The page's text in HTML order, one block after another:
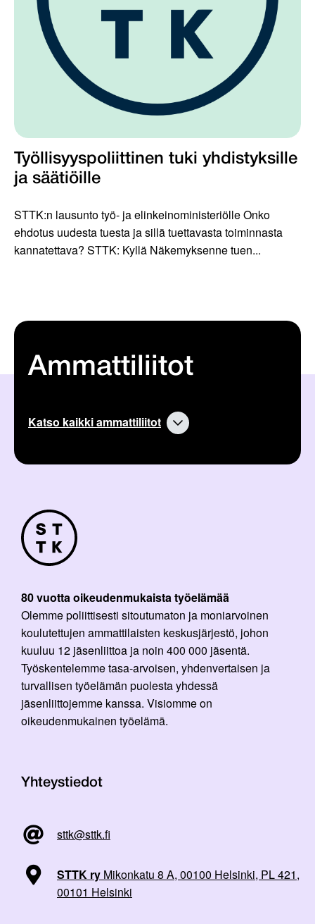
Työllisyyspoliittinen tuki yhdistyksille
ja säätiöille
STTK:n lausunto työ- ja elinkeinoministeriölle Onko
ehdotus uudesta tuesta ja sillä tuettavasta toiminnasta
kannatettava? STTK: Kyllä Näkemyksenne tuen...
Ammattiliitot
Katso kaikki ammattiliitot
80 vuotta oikeudenmukaista työelämää
Olemme poliittisesti sitoutumaton ja moniarvoinen
koulutettujen ammattilaisten keskusjärjestö, johon
kuuluu 12 jäsenliittoa ja noin 400 000 jäsentä.
Työskentelemme tasa-arvoisen, yhdenvertaisen ja
turvallisen työelämän puolesta yhdessä
jäsenliittojemme kanssa. Visiomme on
oikeudenmukainen työelämä.
Yhteystiedot
sttk@sttk.fi
STTK ry Mikonkatu 8 A, 00100 Helsinki, PL 421,
00101 Helsinki